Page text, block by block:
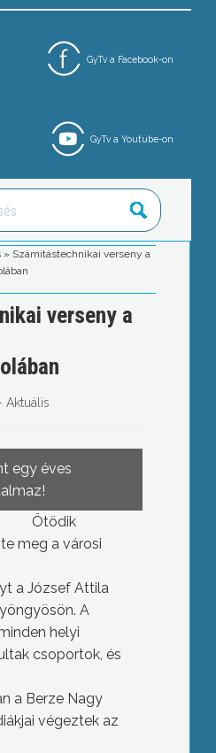
GyTv a Facebook-on
GyTv a Youtube-on
» Számítástechnikai verseny a
verseny a
Aktuális
egy éves
Ötödik
meg a városi
a József Attila
A
helyi
csoportok, és
a Berze Nagy
végeztek az